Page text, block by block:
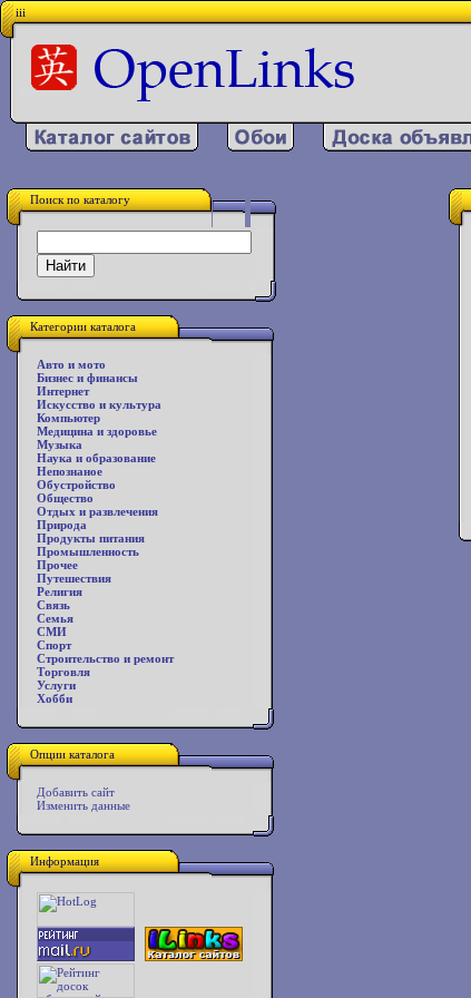
iii
Поиск по каталогу
Категории каталога
Авто и мото
Бизнес и финансы
Интернет
Искусство и культура
Компьютер
Медицина и здоровье
Музыка
Наука и образование
Непознаное
Обустройство
Общество
Отдых и развлечения
Природа
Продукты питания
Промышленность
Прочее
Путешествия
Религия
Связь
Семья
СМИ
Спорт
Строительство и ремонт
Торговля
Услуги
Хобби
Опции каталога
Добавить сайт
Изменить данные
Информация